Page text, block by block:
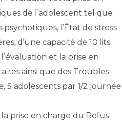
de l’adolescent tel que
psychotiques, l’État de stress
d’une capacité de 10 lits
et la prise en
ainsi que des Troubles
5 adolescents par 1/2 journée
prise en charge du Refus